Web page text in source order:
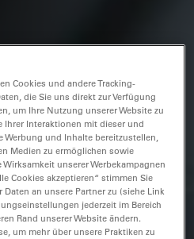
Cookies und andere Tracking-
die Sie uns direkt zur Verfügung
um Ihre Nutzung unserer Website zu
Ihrer Interaktionen mit dieser und
Werbung und Inhalte bereitzustellen,
Medien zu ermöglichen sowie
unserer Werbekampagnen
Cookies akzeptieren“ stimmen Sie
an unsere Partner zu (siehe Link
jederzeit im Bereich
Rand unserer Website ändern.
um mehr über unsere Praktiken zu